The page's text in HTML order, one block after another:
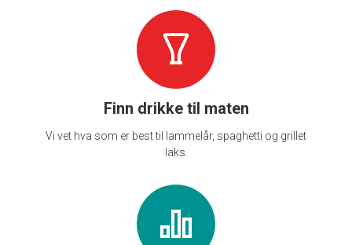
Finn drikke til maten
Vi vet hva som er best til lammelår, spaghetti og grillet
laks.